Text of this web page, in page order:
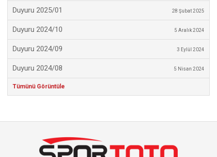
Duyuru 2025/01 28 Şubat 2025
Duyuru 2024/10 5 Aralık 2024
Duyuru 2024/09 3 Eylül 2024
Duyuru 2024/08 5 Nisan 2024
Tümünü Görüntüle